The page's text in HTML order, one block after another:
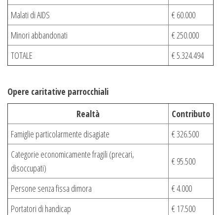
Malati di AIDS
€ 60.000
Minori abbandonati
€ 250.000
TOTALE
€ 5.324.494
Opere caritative parrocchiali
Realtà
Contributo
Famiglie particolarmente disagiate
€ 326.500
Categorie economicamente fragili (precari,
disoccupati)
€ 95.500
Persone senza fissa dimora
€ 4.000
Portatori di handicap
€ 17.500